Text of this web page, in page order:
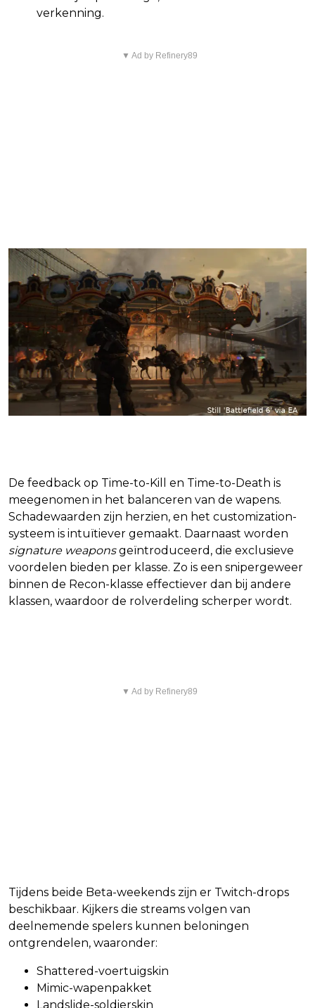
verkenning.
▼ Ad by Refinery89
De feedback op Time-to-Kill en Time-to-Death is
meegenomen in het balanceren van de wapens.
Schadewaarden zijn herzien, en het customization-
systeem is intuïtiever gemaakt. Daarnaast worden
signature weaponsgeïntroduceerd, die exclusieve
voordelen bieden per klasse. Zo is een snipergeweer
binnen de Recon-klasse effectiever dan bij andere
klassen, waardoor de rolverdeling scherper wordt.
▼ Ad by Refinery89
Tijdens beide Beta-weekends zijn er Twitch-drops
beschikbaar. Kijkers die streams volgen van
deelnemende spelers kunnen beloningen
ontgrendelen, waaronder:
Shattered-voertuigskin
Mimic-wapenpakket
Landslide-soldierskin